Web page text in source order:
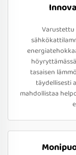
Varustettu
tasaisen
täydellisesti
mahdollistaa